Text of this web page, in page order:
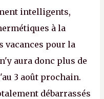
intelligents,
à la
vacances pour la
aura donc plus de
3 août prochain.
débarrassés